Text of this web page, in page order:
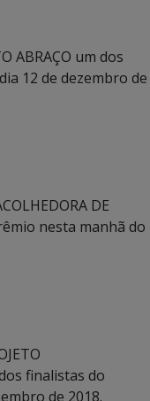
ABRAÇO um dos
12 de dezembro de
DE
nesta manhã do
finalistas do
de 2018.